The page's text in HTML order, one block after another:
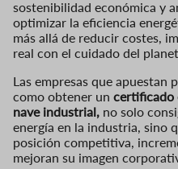
sostenibilidad económica y
optimizar la eficiencia
más allá de reducir costes,
real con el cuidado del
Las empresas que apuestan
como obtener un certificado
nave industrial, no solo
energía en la industria, sino
posición competitiva,
mejoran su imagen